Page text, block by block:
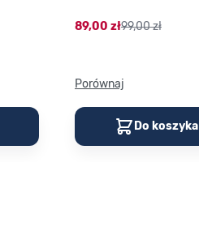
89,00 zł99,00 zł
Porównaj
Do koszyka